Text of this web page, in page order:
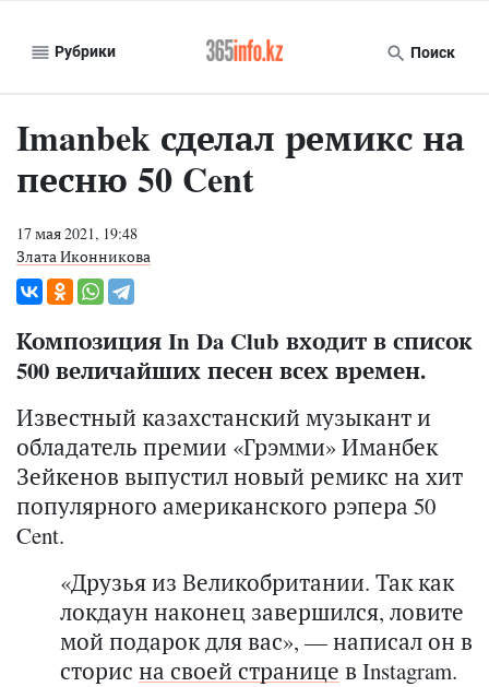
Рубрики Поиск
Imanbek сделал ремикс на
песню 50 Cent
17 мая 2021, 19:48
Злата Иконникова
Композиция In Da Club входит в список
500 величайших песен всех времен.
Известный казахстанский музыкант и
обладатель премии «Грэмми» Иманбек
Зейкенов выпустил новый ремикс на хит
популярного американского рэпера 50
Cent.
«Друзья из Великобритании. Так как
локдаун наконец завершился, ловите
мой подарок для вас», — написал он в
сторис на своей странице в Instagram.